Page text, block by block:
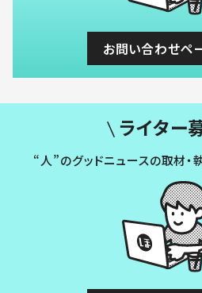
お問い合わせペ
ライター
“人”のグッドニュースの取材・